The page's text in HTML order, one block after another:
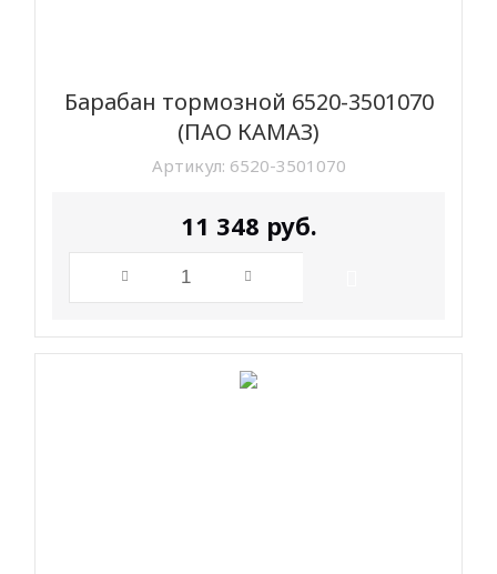
Барабан тормозной 6520-3501070
(ПАО КАМАЗ)
Артикул: 6520-3501070
11 348 руб.